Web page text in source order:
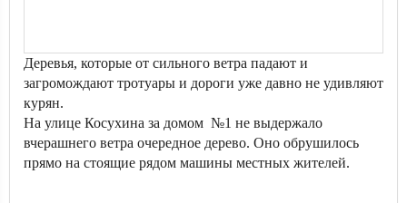
Деревья, которые от сильного ветра падают и
загромождают тротуары и дороги уже давно не удивляют
курян.
На улице Косухина за домом №1 не выдержало
вчерашнего ветра очередное дерево. Оно обрушилось
прямо на стоящие рядом машины местных жителей.